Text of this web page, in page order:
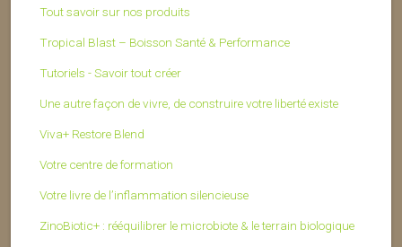
Tout savoir sur nos produits
Tropical Blast – Boisson Santé & Performance
Tutoriels - Savoir tout créer
Une autre façon de vivre, de construire votre liberté existe
Viva+ Restore Blend
Votre centre de formation
Votre livre de l’inflammation silencieuse
ZinoBiotic+ : rééquilibrer le microbiote & le terrain biologique